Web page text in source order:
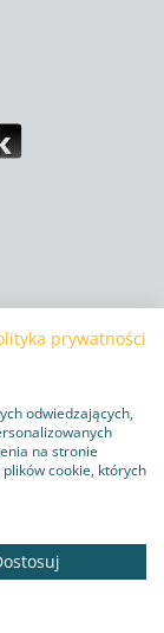
prywatności
odwiedzających,
na stronie
cookie, których